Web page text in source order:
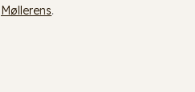
Møllerens.